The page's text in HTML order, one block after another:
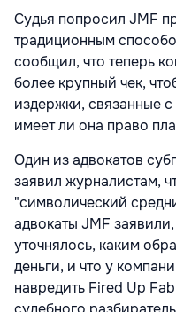
Судья попросил JMF
традиционным
сообщил, что теперь
более крупный чек,
издержки, связанные
имеет ли она право
Один из адвокатов
заявил журналистам,
"символический
адвокаты JMF
уточнялось, каким
деньги, и что у
навредить Fired Up